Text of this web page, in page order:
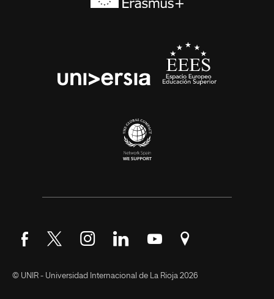
Síguenos en Facebook
Síguenos en Twitter
Síguenos en Instagram
Síguenos en LinkedIn
Síguenos en YouTube
Encuéntranos en
© UNIR - Universidad Internacional de La Rioja 2026